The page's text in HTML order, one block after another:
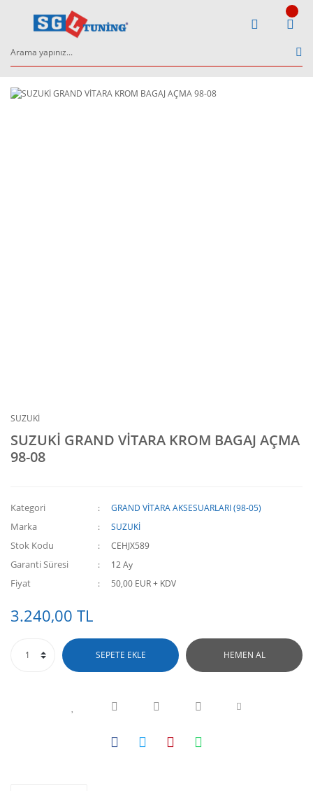
SUZUKİ
SUZUKİ GRAND VİTARA KROM BAGAJ AÇMA
98-08
Kategori GRAND VİTARA AKSESUARLARI (98-05)
Marka SUZUKİ
Stok Kodu CEHJX589
Garanti Süresi 12 Ay
Fiyat 50,00 EUR + KDV
3.240,00 TL
SEPETE EKLE HEMEN AL